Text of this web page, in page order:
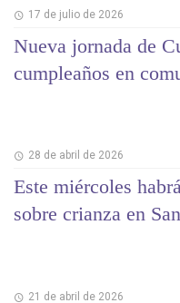
17 de julio de 2026
Nueva jornada de
cumpleaños en
28 de abril de 2026
Este miércoles
sobre crianza en
21 de abril de 2026